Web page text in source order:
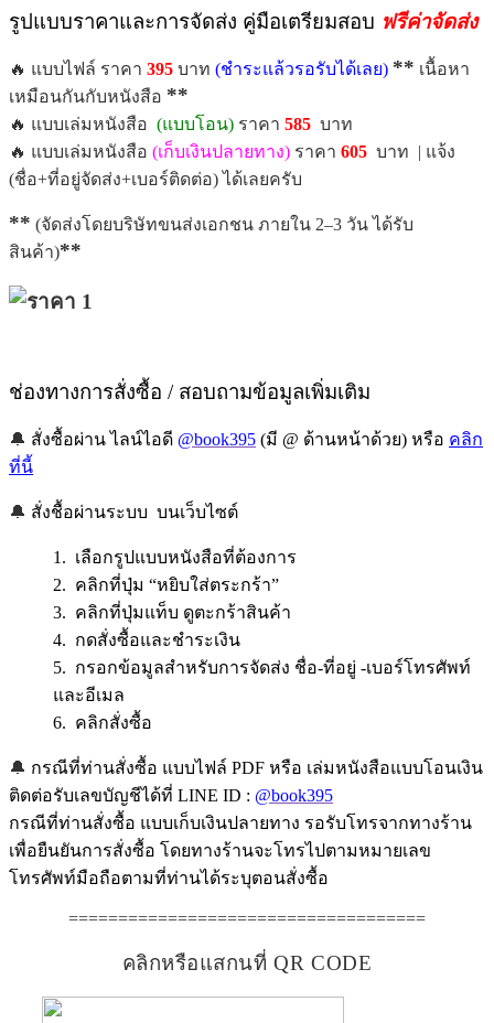
รูปแบบราคาและการจัดส่ง คู่มือเตรียมสอบ ฟรีค่าจัดส่ง
🔥 แบบไฟล์ ราคา 395 บาท (ชำระแล้วรอรับได้เลย) ** เนื้อหา
เหมือนกันกับหนังสือ **
🔥 แบบเล่มหนังสือ (แบบโอน) ราคา 585 บาท
🔥 แบบเล่มหนังสือ (เก็บเงินปลายทาง) ราคา 605 บาท | แจ้ง
(ชื่อ+ที่อยู่จัดส่ง+เบอร์ติดต่อ) ได้เลยครับ
** (จัดส่งโดยบริษัทขนส่งเอกชน ภายใน 2–3 วัน ได้รับ
สินค้า)**
ช่องทางการสั่งซื้อ / สอบถามข้อมูลเพิ่มเติม
🔔 สั่งซื้อผ่าน ไลน์ไอดี @book395 (มี @ ด้านหน้าด้วย) หรือ คลิก
ที่นี้
🔔 สั่งชื้อผ่านระบบ บนเว็บไซต์
1. เลือกรูปแบบหนังสือที่ต้องการ
2. คลิกที่ปุ่ม “หยิบใส่ตระกร้า”
3. คลิกที่ปุ่มแท็บ ดูตะกร้าสินค้า
4. กดสั่งซื้อและชำระเงิน
5. กรอกข้อมูลสำหรับการจัดส่ง ชื่อ-ที่อยู่ -เบอร์โทรศัพท์
และอีเมล
6. คลิกสั่งซื้อ
🔔 กรณีที่ท่านสั่งซื้อ แบบไฟล์ PDF หรือ เล่มหนังสือแบบโอนเงิน
ติดต่อรับเลขบัญชีได้ที่ LINE ID : @book395
กรณีที่ท่านสั่งซื้อ แบบเก็บเงินปลายทาง รอรับโทรจากทางร้าน
เพื่อยืนยันการสั่งซื้อ โดยทางร้านจะโทรไปตามหมายเลข
โทรศัพท์มือถือตามที่ท่านได้ระบุตอนสั่งซื้อ
====================================
คลิกหรือแสกนที่ QR CODE